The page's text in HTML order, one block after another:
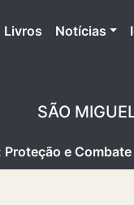
Livros Notícias
SÃO
e